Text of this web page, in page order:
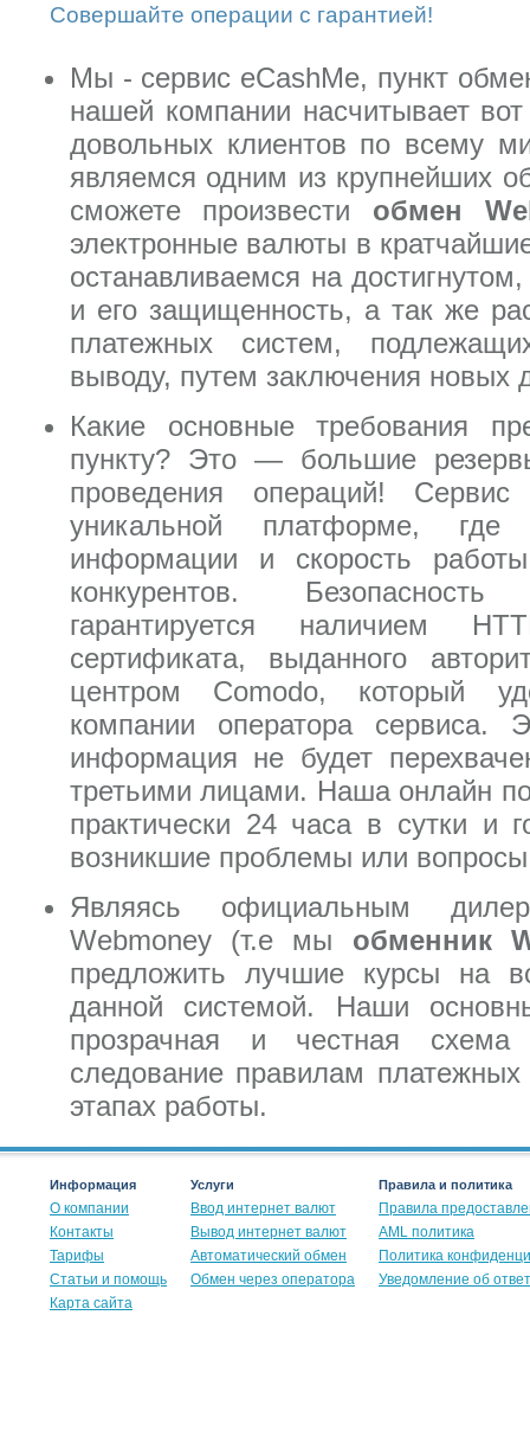
Совершайте операции с гарантией!
Мы - сервис eCashMe, пункт
нашей компании насчитывает
довольных клиентов по всему
являемся одним из крупнейших
сможете произвести обмен
электронные валюты в
останавливаемся на
и его защищенность, а так же
платежных систем,
выводу, путем заключения новых
Какие основные требования
пункту? Это — большие
проведения операций!
уникальной платформе, где
информации и скорость работы
конкурентов.
гарантируется наличием
сертификата, выданного
центром Comodo, который
компании оператора сервиса.
информация не будет
третьими лицами. Наша онлайн
практически 24 часа в сутки и
возникшие проблемы или
Являясь официальным
Webmoney (т.е мы обменник
предложить лучшие курсы на
данной системой. Наши
прозрачная и честная схема
следование правилам
этапах работы.
Информация
О компании
Контакты
Тарифы
Статьи и помощь
Карта сайта
Услуги
Ввод интернет валют
Вывод интернет валют
Автоматический обмен
Обмен через оператора
Правила и политика
Правила
AML политика
Политика
Уведомление об